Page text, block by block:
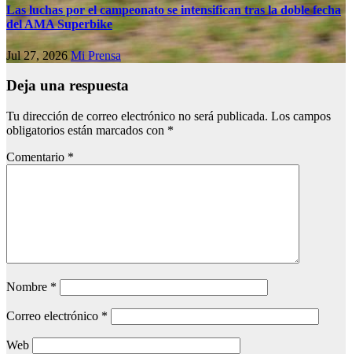
Las luchas por el campeonato se intensifican tras la doble fecha
del AMA Superbike
Jul 27, 2026Mi Prensa
Deja una respuesta
Tu dirección de correo electrónico no será publicada. Los campos
obligatorios están marcados con *
Comentario *
Nombre *
Correo electrónico *
Web